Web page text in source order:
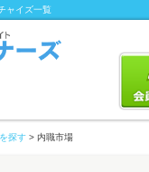
ャイズ一覧
探す> 内職市場